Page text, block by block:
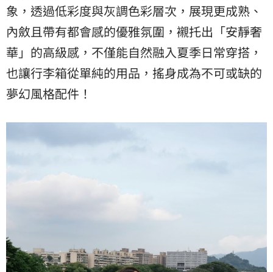
象，透過低彩度與灰調色彩層次，展現更成熟、
內斂且帶有都會感的優雅氛圍，襯托出「安靜奢
華」的高級感，不僅能自然融入夏季日常穿搭，
也讓行李箱從單純的用品，搖身成為不可或缺的
夢幻風格配件！